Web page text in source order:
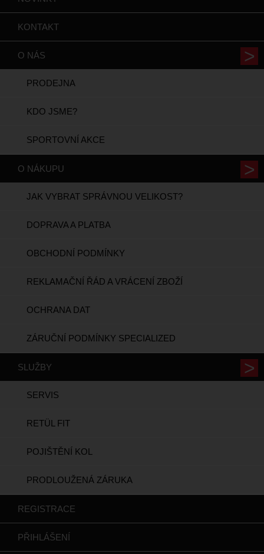
KONTAKT
O NÁS
PRODEJNA
KDO JSME?
SPORTOVNÍ AKCE
O NÁKUPU
JAK VYBRAT SPRÁVNOU VELIKOST?
DOPRAVA A PLATBA
OBCHODNÍ PODMÍNKY
REKLAMAČNÍ ŘÁD A VRÁCENÍ ZBOŽÍ
OCHRANA DAT
ZÁRUČNÍ PODMÍNKY SPECIALIZED
SLUŽBY
SERVIS
RETÜL FIT
POJIŠTĚNÍ KOL
PRODLOUŽENÁ ZÁRUKA
REGISTRACE
PŘIHLÁŠENÍ